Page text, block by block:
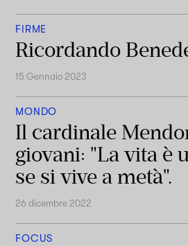
FIRME
Ricordando
15 Gennaio 2023
MONDO
Il cardinale
giovani: "La vita è
se si vive a metà".
26 dicembre 2022
FOCUS